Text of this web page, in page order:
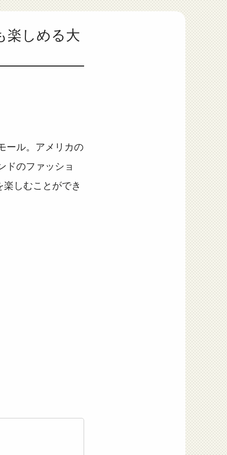
楽しめる大
ール。アメリカの
ドのファッショ
しむことができ